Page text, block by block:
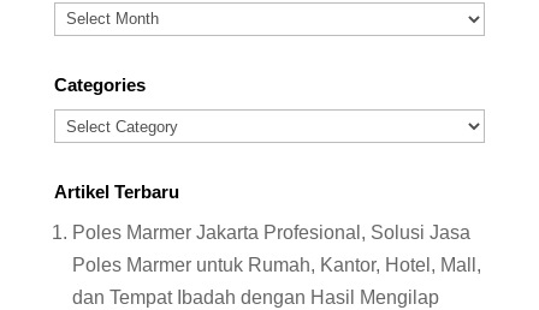
Archives
Categories
Categories
Artikel Terbaru
Poles Marmer Jakarta Profesional, Solusi Jasa
Poles Marmer untuk Rumah, Kantor, Hotel, Mall,
dan Tempat Ibadah dengan Hasil Mengilap